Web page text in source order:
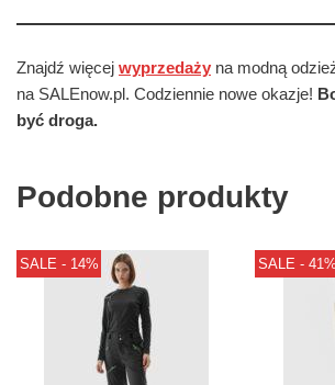
Znajdź więcej wyprzedaży na modną
na SALEnow.pl. Codziennie nowe okazje!
być droga.
Podobne produkty
SALE - 14% SALE - 41%